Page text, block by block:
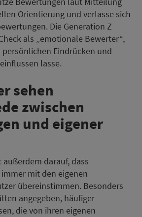
Orientierung und verlasse sich
Die Generation Z
als „emotionale Bewerter“,
Eindrücken und
lasse.
sehen
zwischen
und eigener
außerdem darauf, dass
mit den eigenen
übereinstimmen. Besonders
angegeben, häufiger
die von ihren eigenen